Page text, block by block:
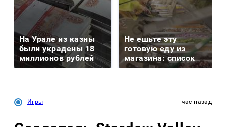
На Урале из казны
были украдены 18
миллионов рублей
Не ешьте эту
готовую еду из
магазина: список
Игры час назад